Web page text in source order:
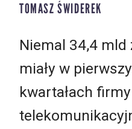
TOMASZ ŚWIDEREK
Niemal 34,4 mld
miały w
kwartałach firmy